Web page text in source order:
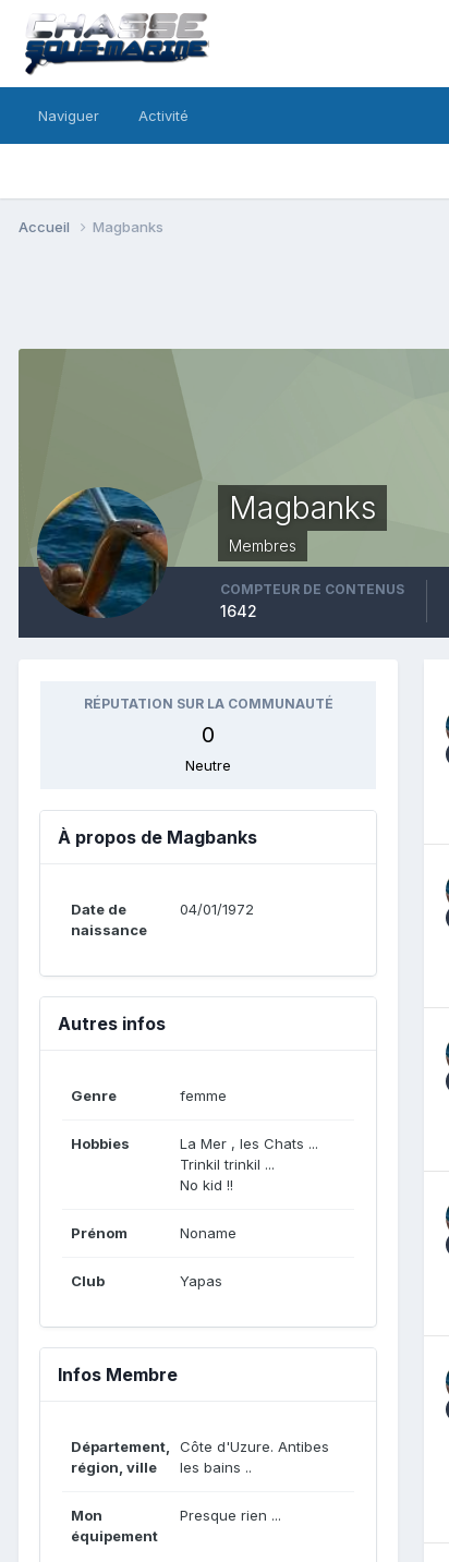
Naviguer Activité
Accueil Magbanks
Magbanks
Membres
COMPTEUR DE CONTENUS
1642
RÉPUTATION SUR LA COMMUNAUTÉ
0
Neutre
À propos de Magbanks
Date de
naissance
04/01/1972
Autres infos
Genre femme
Hobbies
La Mer , les Chats ...
Trinkil trinkil ...
No kid !!
Prénom Noname
Club Yapas
Infos Membre
Département,
région, ville
Côte d'Uzure. Antibes
les bains ..
Mon
équipement
Presque rien ...